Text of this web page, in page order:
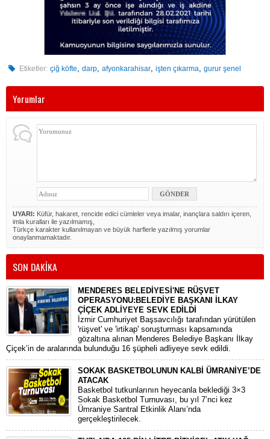
Etiketler: çiğ köfte,darp,afyonkarahisar,işten çıkarma,gurur şenel
Yorumlar
UYARI: Küfür, hakaret, rencide edici cümleler veya imalar, inançlara saldırı içeren,
imla kuralları ile yazılmamış,
Türkçe karakter kullanılmayan ve büyük harflerle yazılmış yorumlar
onaylanmamaktadır.
SON DAKİKA
MENDERES BELEDİYESİ'NE RÜŞVET
OPERASYONU:BELEDİYE BAŞKANI İLKAY
ÇİÇEK ADLİYEYE SEVK EDİLDİ
​İzmir Cumhuriyet Başsavcılığı tarafından yürütülen
'rüşvet' ve 'irtikap' soruşturması kapsamında
gözaltına alınan Menderes Belediye Başkanı İlkay
Çiçek’in de aralarında bulunduğu 16 şüpheli adliyeye sevk edildi.
SOKAK BASKETBOLUNUN KALBİ ÜMRANİYE’DE
ATACAK
Basketbol tutkunlarının heyecanla beklediği 3×3
Sokak Basketbol Turnuvası, bu yıl 7’nci kez
Ümraniye Santral Etkinlik Alanı’nda
gerçekleştirilecek.